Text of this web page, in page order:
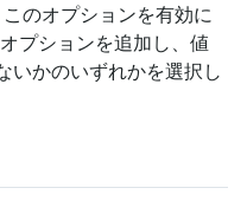
のオプションを有効に
プションを追加し、値
いかのいずれかを選択し